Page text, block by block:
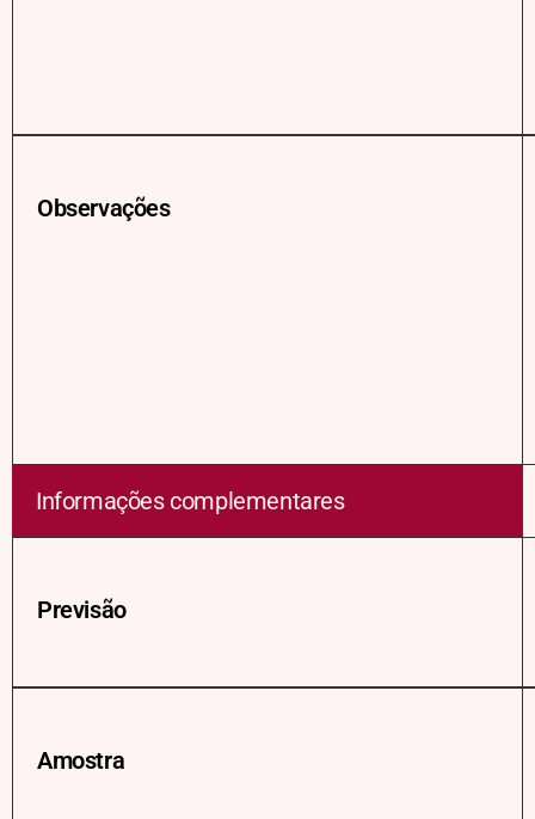
Observações
Informações complementares
Previsão
Amostra